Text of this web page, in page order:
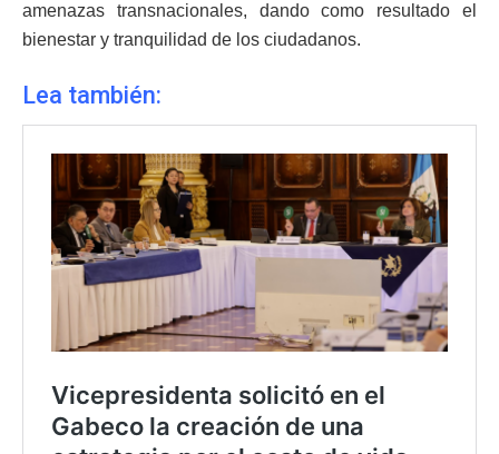
amenazas transnacionales, dando como resultado el
bienestar y tranquilidad de los ciudadanos.
Lea también: